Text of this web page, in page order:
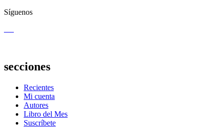
Síguenos
secciones
Recientes
Mi cuenta
Autores
Libro del Mes
Suscríbete